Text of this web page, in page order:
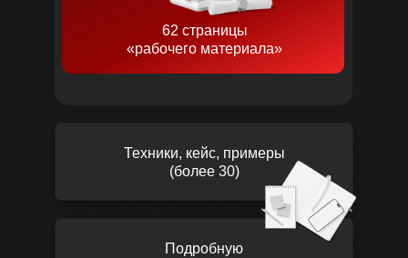
Подробную
Техники, кейс, примеры
(более 30)
62 страницы
«рабочего материала»